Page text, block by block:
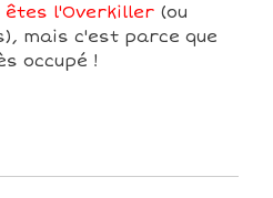
êtes l'Overkiller (ou
mais c'est parce que
occupé !